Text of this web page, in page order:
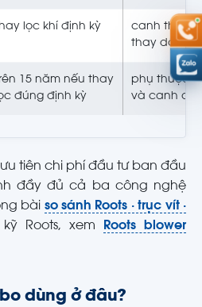
lọc khí định kỳ
canh thùy,
thay dầu
15 năm nếu thay
đúng định kỳ
phụ thuộc
và canh
tiên chi phí đầu tư ban đầu
đầy đủ cả ba công nghệ
bài so sánh Roots · trục vít ·
Roots, xem
Roots blower
dùng ở đâu?